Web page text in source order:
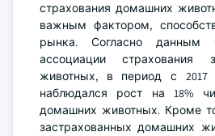
страхования домашних
важным фактором,
рынка. Согласно данным
ассоциации страхования
животных, в период с
наблюдался рост на 18%
домашних животных. Кроме
застрахованных домашних